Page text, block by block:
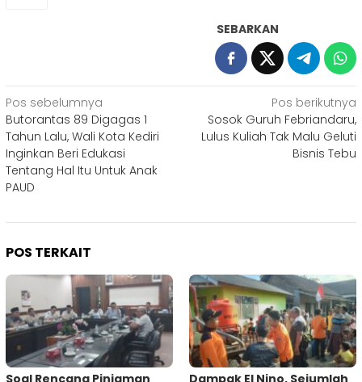
SEBARKAN
Navigasi
pos
Pos sebelumnya
Butorantas 89 Digagas 1
Tahun Lalu, Wali Kota Kediri
Inginkan Beri Edukasi
Tentang Hal Itu Untuk Anak
PAUD
Pos berikutnya
Sosok Guruh Febriandaru,
Lulus Kuliah Tak Malu Geluti
Bisnis Tebu
POS TERKAIT